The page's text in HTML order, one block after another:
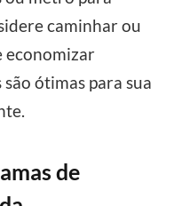
caminhar ou
economizar
ótimas para sua
de